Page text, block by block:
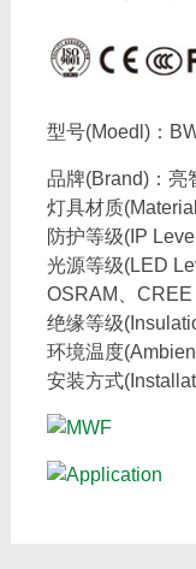
型号(Moedl)：
品牌(Brand)：亮
灯具材质
防护等级(IP
光源等级(LED
OSRAM、CREE
绝缘等级
环境温度
安装方式